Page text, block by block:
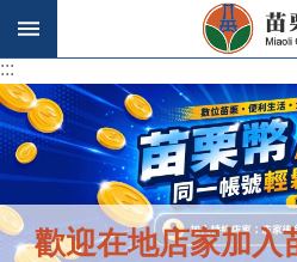
跳到主要內容區塊
:::
:::
歡迎在地店家加入